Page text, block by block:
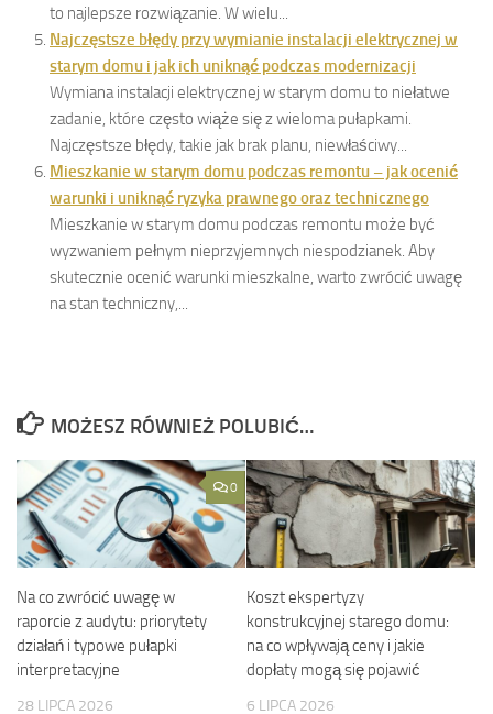
to najlepsze rozwiązanie. W wielu...
Najczęstsze błędy przy wymianie instalacji elektrycznej w
starym domu i jak ich uniknąć podczas modernizacji
Wymiana instalacji elektrycznej w starym domu to niełatwe
zadanie, które często wiąże się z wieloma pułapkami.
Najczęstsze błędy, takie jak brak planu, niewłaściwy...
Mieszkanie w starym domu podczas remontu – jak ocenić
warunki i uniknąć ryzyka prawnego oraz technicznego
Mieszkanie w starym domu podczas remontu może być
wyzwaniem pełnym nieprzyjemnych niespodzianek. Aby
skutecznie ocenić warunki mieszkalne, warto zwrócić uwagę
na stan techniczny,...
MOŻESZ RÓWNIEŻ POLUBIĆ…
0
Na co zwrócić uwagę w
raporcie z audytu: priorytety
działań i typowe pułapki
interpretacyjne
28 LIPCA 2026
Koszt ekspertyzy
konstrukcyjnej starego domu:
na co wpływają ceny i jakie
dopłaty mogą się pojawić
6 LIPCA 2026